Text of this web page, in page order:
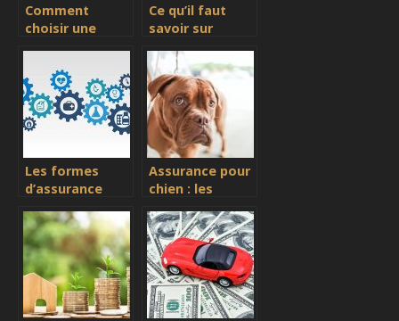
Comment
choisir une
santé qui vous
convient ?
Ce qu’il faut
savoir sur
voyage pour
l’Europe
Les formes
d’assurance
Europe
Assurance pour
chien : les
y prétendre